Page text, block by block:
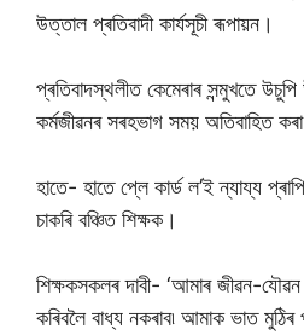
উত্তাল প্ৰতিবাদী কাৰ্যসূচী ৰূপায়ন।
প্ৰতিবাদস্থলীত কেমেৰাৰ সন্মুখতে
কৰ্মজীৱনৰ সৰহভাগ সময় অতিবাহিত
হাতে- হাতে প্লে কাৰ্ড ল’ই ন্যায্য
চাকৰি বঞ্চিত শিক্ষক।
শিক্ষকসকলৰ দাবী- ‘আমাৰ জীৱন-
কৰিবলৈ বাধ্য নকৰাব৷ আমাক ভাত মুঠিৰ